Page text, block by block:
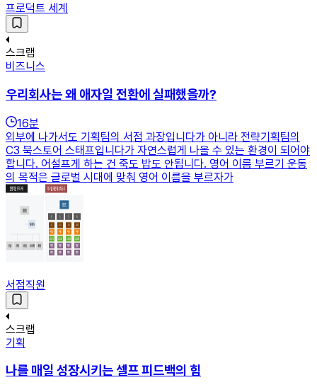
프로덕트 세계
스크랩
비즈니스
우리회사는 왜 애자일 전환에 실패했을까?
16분
외부에 나가서도 기획팀의 서점 과장입니다가 아니라 전략기획팀의
C3 북스토어 스태프입니다가 자연스럽게 나올 수 있는 환경이 되어야
합니다. 어설프게 하는 건 죽도 밥도 안됩니다. 영어 이름 부르기 운동
의 목적은 글로벌 시대에 맞춰 영어 이름을 부르자가
서점직원
스크랩
기획
나를 매일 성장시키는 셀프 피드백의 힘